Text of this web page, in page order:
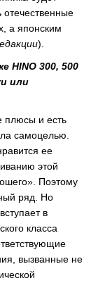
отечественные
а японским
).
HINO 300, 500
или
плюсы и есть
самоцелью.
ее
этой
Поэтому
ряд. Но
в
класса
вызванные не